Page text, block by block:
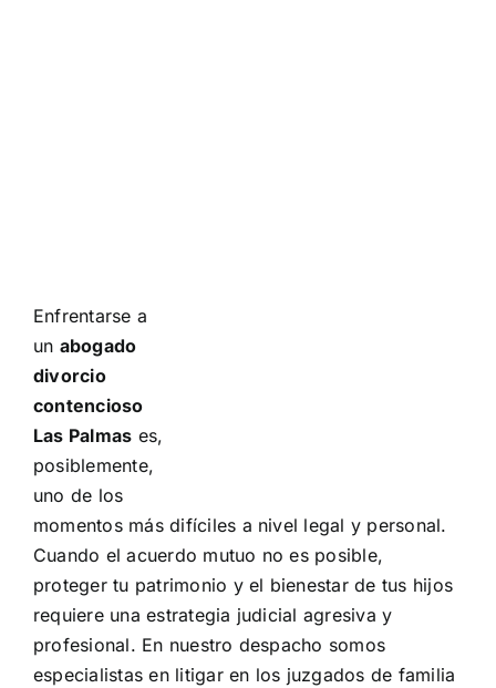
Enfrentarse a
un abogado
divorcio
contencioso
Las Palmas es,
posiblemente,
uno de los
momentos más difíciles a nivel legal y personal.
Cuando el acuerdo mutuo no es posible,
proteger tu patrimonio y el bienestar de tus hijos
requiere una estrategia judicial agresiva y
profesional. En nuestro despacho somos
especialistas en litigar en los juzgados de familia